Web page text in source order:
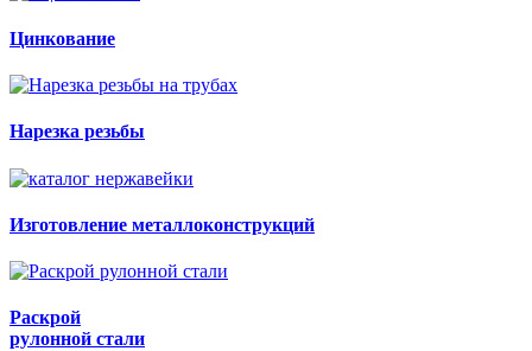
Цинкование
Нарезка резьбы
Изготовление металлоконструкций
Раскрой
рулонной стали